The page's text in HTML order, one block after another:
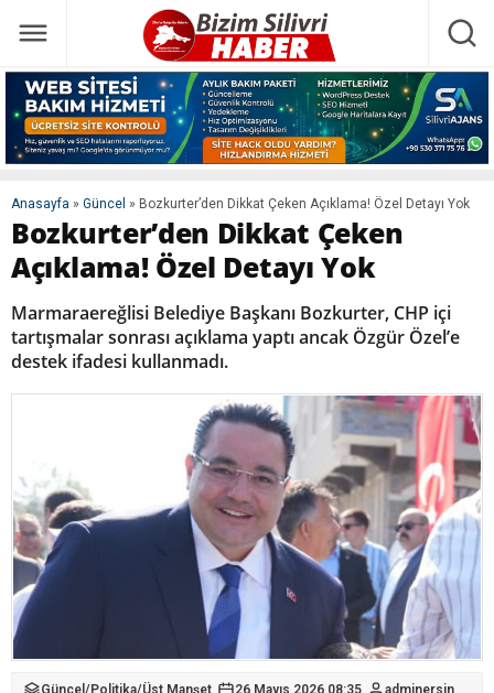
Anasayfa » Güncel » Bozkurter’den Dikkat Çeken Açıklama! Özel Detayı Yok
Bozkurter’den Dikkat Çeken
Açıklama! Özel Detayı Yok
Marmaraereğlisi Belediye Başkanı Bozkurter, CHP içi
tartışmalar sonrası açıklama yaptı ancak Özgür Özel’e
destek ifadesi kullanmadı.
Güncel /Politika/Üst Manşet 26 Mayıs 2026 08:35 adminersin